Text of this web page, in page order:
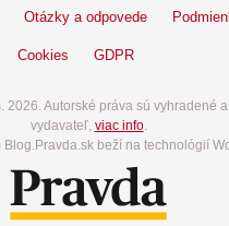
Otázky a odpovede
Cookies GDPR
2026. Autorské práva sú vyhradené
vydavateľ, viac info.
Blog.Pravda.sk beží na technológií